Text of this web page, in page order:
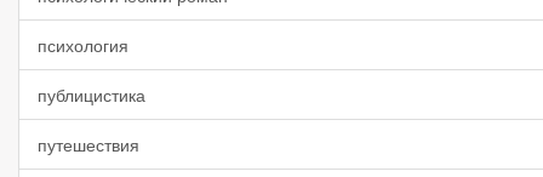
психология
публицистика
путешествия